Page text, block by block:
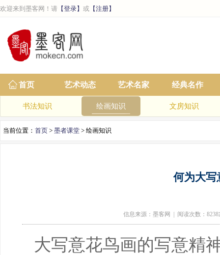
欢迎来到墨客网！请 【登录】 或 【注册】
首页 艺术动态 艺术名家 经典名作
书法知识 绘画知识 文房知识
当前位置： 首页 > 墨者课堂 > 绘画知识
何为大写
信息来源：墨客网 | 阅读次数：8238
大写意花鸟画的写意精